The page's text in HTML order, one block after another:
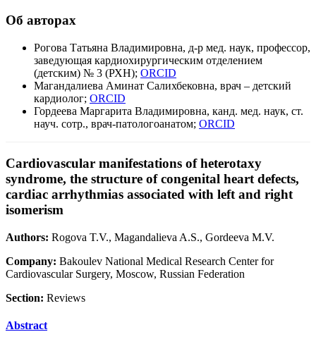
Об авторах
Рогова Татьяна Владимировна, д-р мед. наук, профессор,
заведующая кардиохирургическим отделением
(детским) № 3 (РХН); ORCID
Магандалиева Аминат Салихбековна, врач – детский
кардиолог; ORCID
Гордеева Маргарита Владимировна, канд. мед. наук, ст.
науч. сотр., врач-патологоанатом; ORCID
Cardiovascular manifestations of heterotaxy
syndrome, the structure of congenital heart defects,
cardiac arrhythmias associated with left and right
isomerism
Authors: Rogova T.V., Magandalieva A.S., Gordeeva M.V.
Company: Bakoulev National Medical Research Center for
Cardiovascular Surgery, Moscow, Russian Federation
Section: Reviews
Abstract